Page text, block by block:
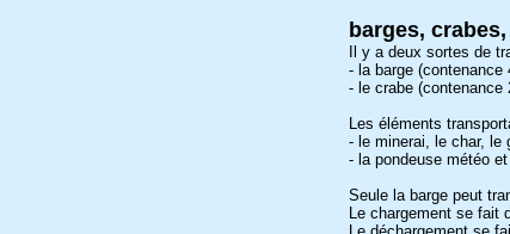
barges,
Il y a deux sortes de
- la barge (contenance
- le crabe (contenance
Les éléments
- le minerai, le char, le
- la pondeuse météo
Seule la barge peut
Le chargement se fait